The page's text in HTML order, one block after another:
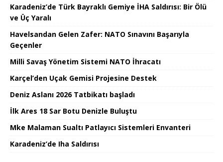
Karadeniz’de Türk Bayraklı Gemiye İHA Saldırısı: Bir Ölü
ve Üç Yaralı
Havelsandan Gelen Zafer: NATO Sınavını Başarıyla
Geçenler
Milli Savaş Yönetim Sistemi NATO İhracatı
Karçel’den Uçak Gemisi Projesine Destek
Deniz Aslanı 2026 Tatbikatı başladı
İlk Ares 18 Sar Botu Denizle Buluştu
Mke Malaman Sualtı Patlayıcı Sistemleri Envanteri
Karadeniz’de Iha Saldırısı